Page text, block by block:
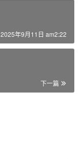
2025年9月11日 am2:22
下一篇